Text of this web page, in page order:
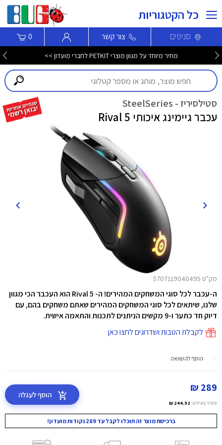
כל הקטגוריות
סניפים צור קשר 0
מחיר מיוחד על מגוון מוצרי PETKIT לחברי מועדון >>
סטילסיריז - SteelSeries
עכבר גיימינג איכותי Rival 5
מק"ט 5707119040495
ה-עכבר לכל סוגי המשחקים המהירים! ה- Rival 5 הוא העכבר הכי מגוון
שלנו, שיתאים לכל סוגי המשחקים המהירים שאתם משחקים בהם, עם
דיוק חד כתער ו-9 מקשים הניתנים לתכנות והתאמה אישית.
לקבלת הטבות ושדרוגים לחצו כאן
הוסף להשוואה
289 ₪
מחיר באילת: 244.92 ₪
הוסף לעגלה
ברכישת מוצר זה תוכלו לקבל עד 289 נקודות מועדון!